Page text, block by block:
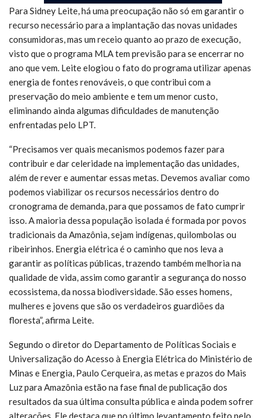
Para Sidney Leite, há uma preocupação não só em garantir o
recurso necessário para a implantação das novas unidades
consumidoras, mas um receio quanto ao prazo de execução,
visto que o programa MLA tem previsão para se encerrar no
ano que vem. Leite elogiou o fato do programa utilizar apenas
energia de fontes renováveis, o que contribui com a
preservação do meio ambiente e tem um menor custo,
eliminando ainda algumas dificuldades de manutenção
enfrentadas pelo LPT.
“Precisamos ver quais mecanismos podemos fazer para
contribuir e dar celeridade na implementação das unidades,
além de rever e aumentar essas metas. Devemos avaliar como
podemos viabilizar os recursos necessários dentro do
cronograma de demanda, para que possamos de fato cumprir
isso. A maioria dessa população isolada é formada por povos
tradicionais da Amazônia, sejam indígenas, quilombolas ou
ribeirinhos. Energia elétrica é o caminho que nos leva a
garantir as políticas públicas, trazendo também melhoria na
qualidade de vida, assim como garantir a segurança do nosso
ecossistema, da nossa biodiversidade. São esses homens,
mulheres e jovens que são os verdadeiros guardiões da
floresta”, afirma Leite.
Segundo o diretor do Departamento de Políticas Sociais e
Universalização do Acesso à Energia Elétrica do Ministério de
Minas e Energia, Paulo Cerqueira, as metas e prazos do Mais
Luz para Amazônia estão na fase final de publicação dos
resultados da sua última consulta pública e ainda podem sofrer
alterações. Ele destaca que no último levantamento feito pelo